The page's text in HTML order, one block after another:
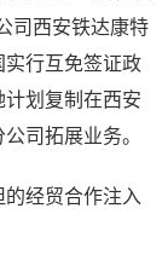
司西安铁达康特
实行互免签证政
划复制在西安
司拓展业务。
经贸合作注入